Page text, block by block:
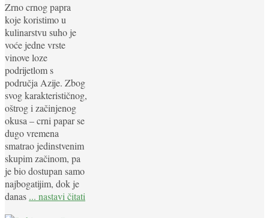
Zrno crnog papra
koje koristimo u
kulinarstvu suho je
voće jedne vrste
vinove loze
podrijetlom s
područja Azije. Zbog
svog karakterističnog,
oštrog i začinjenog
okusa – crni papar se
dugo vremena
smatrao jedinstvenim
skupim začinom, pa
je bio dostupan samo
najbogatijim, dok je
danas ... nastavi čitati